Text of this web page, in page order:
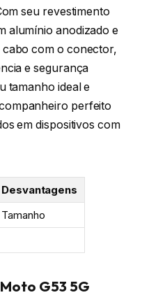
seu revestimento
alumínio anodizado e
com o conector,
e segurança
tamanho ideal e
perfeito
em dispositivos com
Desvantagens
Tamanho
G53 5G